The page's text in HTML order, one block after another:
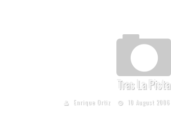
Tras La Pista
Enrique Ortiz 10 August 2006